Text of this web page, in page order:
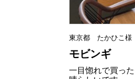
東京都 たかひこ様
モビンギ
一目惚れで買っ